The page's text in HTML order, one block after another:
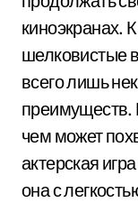
киноэкранах.
шелковистые
всего лишь
преимуществ.
чем может
актерская
она с